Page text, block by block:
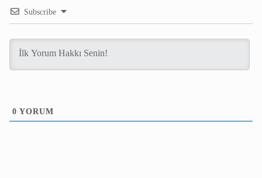
Subscribe
0 YORUM